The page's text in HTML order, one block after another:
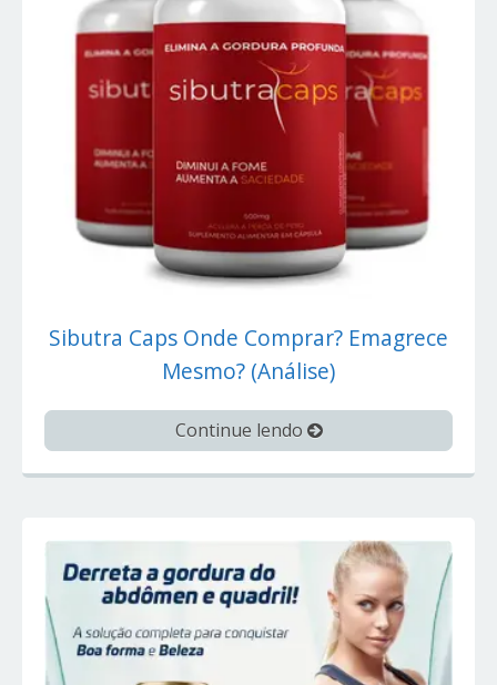
Sibutra Caps Onde Comprar? Emagrece
Mesmo? (Análise)
Continue lendo